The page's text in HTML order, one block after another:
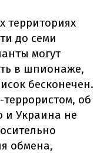
территориях
до семи
могут
в шпионаже,
бесконечен.
об
и Украина не
обмена,